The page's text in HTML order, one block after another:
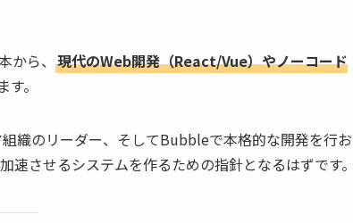
から、 現代のWeb開発（React/Vue）やノーコード
。
織のリーダー、そしてBubbleで本格的な開発を行お
速させるシステムを作るための指針となるはずです